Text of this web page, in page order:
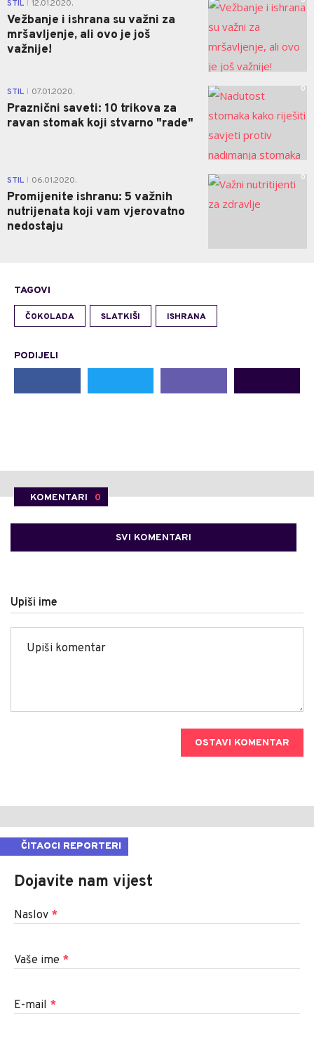
STIL 12.01.2020.
Vežbanje i ishrana su važni za
mršavljenje, ali ovo je još
važnije!
STIL 07.01.2020.
Praznični saveti: 10 trikova za
ravan stomak koji stvarno "rade"
0
STIL 06.01.2020.
Promijenite ishranu: 5 važnih
nutrijenata koji vam vjerovatno
nedostaju
0
TAGOVI
ČOKOLADA SLATKIŠI ISHRANA
PODIJELI
KOMENTARI 0
SVI KOMENTARI
Upiši ime
OSTAVI KOMENTAR
ČITAOCI REPORTERI
Dojavite nam vijest
Naslov *
Vaše ime *
E-mail *